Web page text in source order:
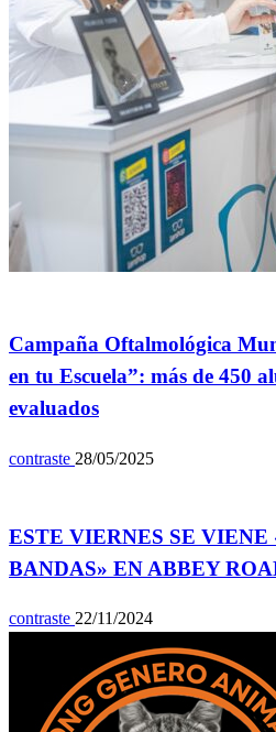
Campaña Oftalmológica
en tu Escuela”: más de 450
evaluados
contraste 28/05/2025
ESTE VIERNES SE VIENE
BANDAS» EN ABBEY
contraste 22/11/2024